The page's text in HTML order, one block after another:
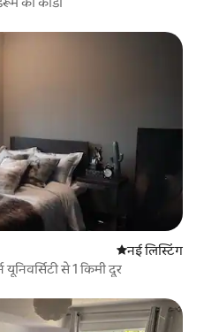
ठहरने की नई
नई लिस्टिंग
से 1 किमी दूर